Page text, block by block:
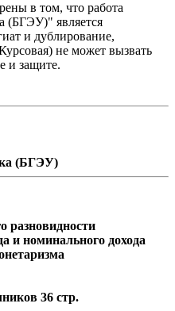
в том, что работа
(БГЭУ)" является
и дублирование,
не может вызвать
и защите.
(БГЭУ)
разновидности
и номинального дохода
36 стр.